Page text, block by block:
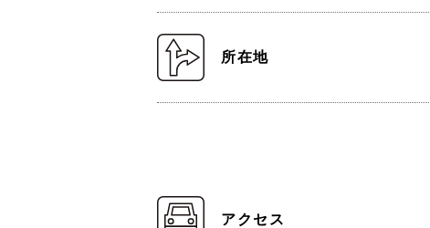
所在地
アクセス